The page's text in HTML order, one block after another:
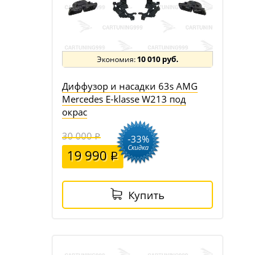
10 010 руб.
Диффузор и насадки 63s AMG
Mercedes E-klasse W213 под
окрас
30 000
19 990
-33%
Скидка
Купить